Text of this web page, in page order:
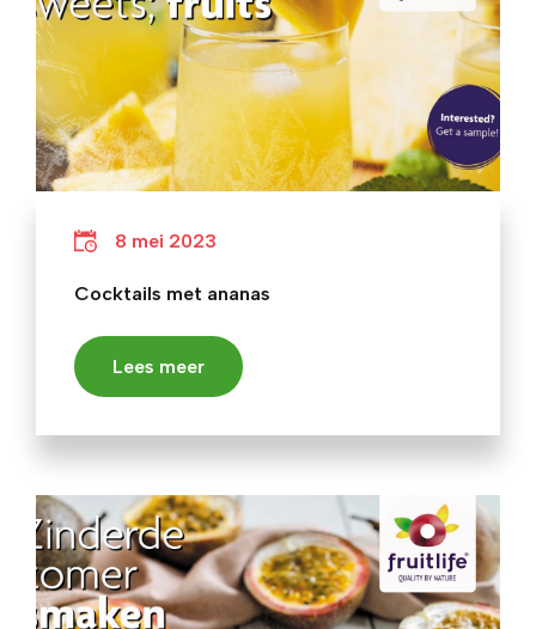
8 mei 2023
Cocktails met ananas
Lees meer